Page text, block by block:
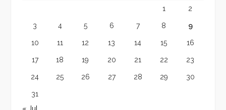
1 2
3 4 5 6 7 8 9
10 11 12 13 14 15 16
17 18 19 20 21 22 23
24 25 26 27 28 29 30
31